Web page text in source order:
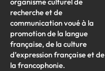
organisme culturel de
recherche et de
communication voué à la
promotion de la langue
française, de la culture
d’expression française et de
la francophonie.